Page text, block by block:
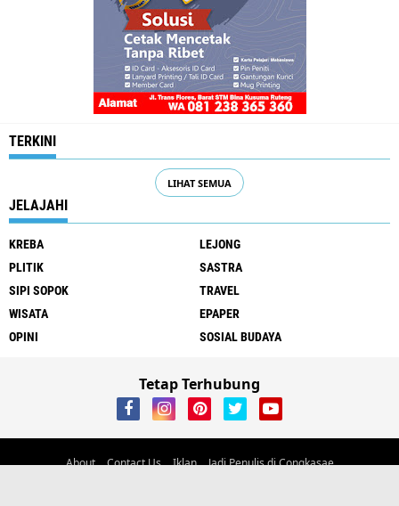
TERKINI
LIHAT SEMUA
JELAJAHI
KREBA
LEJONG
PLITIK
SASTRA
SIPI SOPOK
TRAVEL
WISATA
EPAPER
OPINI
SOSIAL BUDAYA
Tetap Terhubung
About Contact Us Iklan
Jadi Penulis di Congkasae